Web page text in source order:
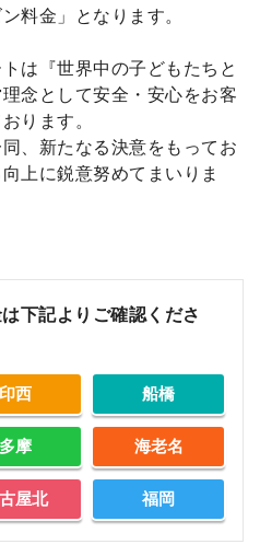
料金」となります。
は『世界中の子どもたちと
念として安全・安心をお客
ります。
、新たなる決意をもってお
上に鋭意努めてまいりま
下記よりご確認くださ
印西 船橋
多摩 海老名
屋北 福岡